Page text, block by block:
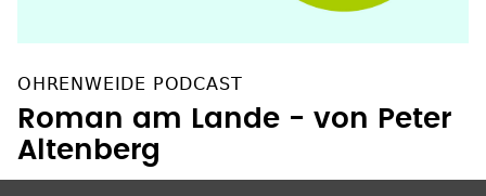
OHRENWEIDE PODCAST
Roman am Lande - von Peter
Altenberg